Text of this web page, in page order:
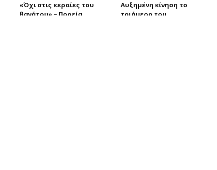
«Όχι στις κεραίες του
θανάτου» – Πορεία
Αυξημένη κίνηση το
τριήμερο του